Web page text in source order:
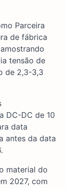
Parceira
de fábrica
tensão de
de 2,3-3,3
DC-DC de 10
data
antes da data
material do
2027, com